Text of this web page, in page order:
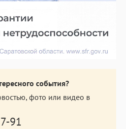
события?
фото или видео в
91